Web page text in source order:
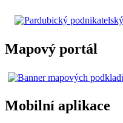
Mapový portál
Mobilní aplikace